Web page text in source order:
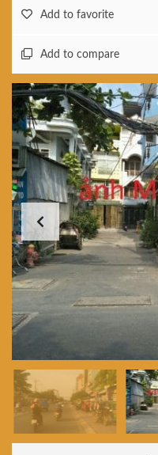
Add to favorite
Add to compare